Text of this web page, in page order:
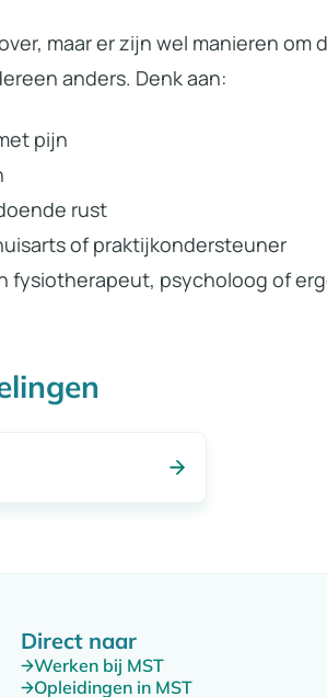
maar er zijn wel manieren om
anders. Denk aan:
pijn
rust
of praktijkondersteuner
fysiotherapeut, psycholoog of
Direct naar
Werken bij MST
Opleidingen in MST